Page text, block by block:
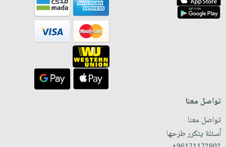
تواصل معنا
تواصل معنا
أسئلة يتكرر طرحها